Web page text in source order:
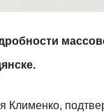
Клименко,